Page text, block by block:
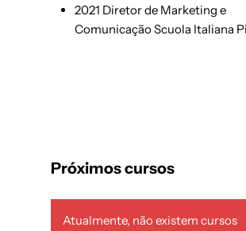
2021 Diretor de Marketing e
Comunicação Scuola Italiana
Próximos cursos
Atualmente, não existem cursos